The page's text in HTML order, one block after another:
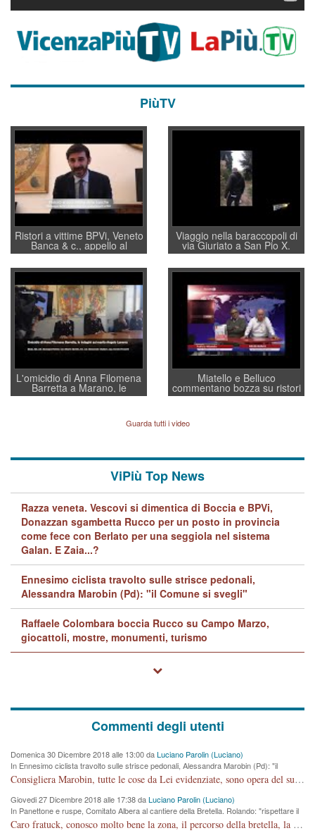
PiùTV
Ristori a vittime BPVi, Veneto
Banca & c., appello al
sottosegretario Alessio
Villarosa: per mettere ordine
convochi con Di Maio CNCU
a supporto della cabina di
regia al Mef
Viaggio nella baraccopoli di
via Giuriato a San Pio X.
Vicenza ai Vicentini: “faremo
un regalo di Natale ai
residenti”
L'omicidio di Anna Filomena
Barretta a Marano, le
indagini dei carabinieri di
quelle di... Barbara D'Urso
Miatello e Belluco
commentano bozza su ristori
BPVi e Veneto Banca
Guarda tutti i video
ViPiù Top News
Razza veneta. Vescovi si dimentica di Boccia e BPVi,
Donazzan sgambetta Rucco per un posto in provincia
come fece con Berlato per una seggiola nel sistema
Galan. E Zaia...?
Ennesimo ciclista travolto sulle strisce pedonali,
Alessandra Marobin (Pd): "il Comune si svegli"
Raffaele Colombara boccia Rucco su Campo Marzo,
giocattoli, mostre, monumenti, turismo
Commenti degli utenti
Domenica 30 Dicembre 2018 alle 13:00 daLuciano Parolin (Luciano)
In Ennesimo ciclista travolto sulle strisce pedonali, Alessandra Marobin (Pd): "il
Comune si svegli"
Consigliera Marobin, tutte le cose da Lei evidenziate, sono opera del suo ex Assessore e compagno di Partito Antonio Marco Dalla Pozza Assessore alla "progettazione" di piste ciclabili e altre porcherie. A lui manderei il conto da saldare per incidenti e danni alle persone. E' ora che "finiamola." Avete perso rassegnatevi. qui IL SINDACO RUCCO NON C'ENTRA PER NIENTE. CAPITO!!!!!!!! Amen.
Giovedi 27 Dicembre 2018 alle 17:38 daLuciano Parolin (Luciano)
In Panettone e ruspe, Comitato Albera al cantiere della Bretella. Rolando: "rispettare il
cronoprogramma"
Caro fratuck, conosco molto bene la zona, il percorso della bretella, la situazione dei cittadini, abito in Viale Trento. A partire dal 2003 ho partecipato al Comitato di Maddalene pro bretella, e a riunioni propositive per apportare modifiche al progetto. Numerose mie foto del territorio sono arrivate a Roma, altri miei interventi (non graditi dalla Sx) sono stati pubblicati dal GdV, assieme ad altri come Ciro Asproso, ora favorevole alla bretella. Ho partecipato alla raccolta firme per la chiusura della strada x 5 giorni eseguita dal Sindaco Hullwech per sforamento 180 Micro/g. Pertanto come impegno per la tematica sono apposto con la coscienza. Ora il Progetto è partito, fine! Voglio dire che la nuova Giunta "comunale" non c'entra più. L'opera sarà "malauguratamente" eseguita, ma non con il mio placet. Il Consigliere Comunale dovrebbe capire che la campagna elettorale è finita, con buona pace di tutti. Quello che invece dovrebbe interessare è la proprietà della strada, dall'uscita autostradale Ovest, sino alla Rotatoria dell'Albara, vi sono tre possessori: Autostrade SpA; La Provincia, il Comune. Come la mettiamo per il futuro ? I costi, da 50 sono saliti a 100 milioni di € come dire 20 milioni a KM (!) da non credere. Comunque si farà. Ma nessuno canti Vittoria, anzi meglio non farne un ulteriore fatto "partitico" per questioni elettorali o di seggio. Se mi manda la sua mail, sono disponibile ad inviare i documenti e le foto sopra descritte. Con ossequi, Luciano Parolin